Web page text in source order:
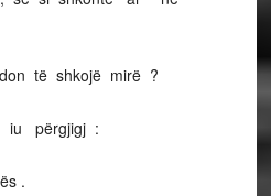
të shkojë mirë ?
iu përgjigj :
.